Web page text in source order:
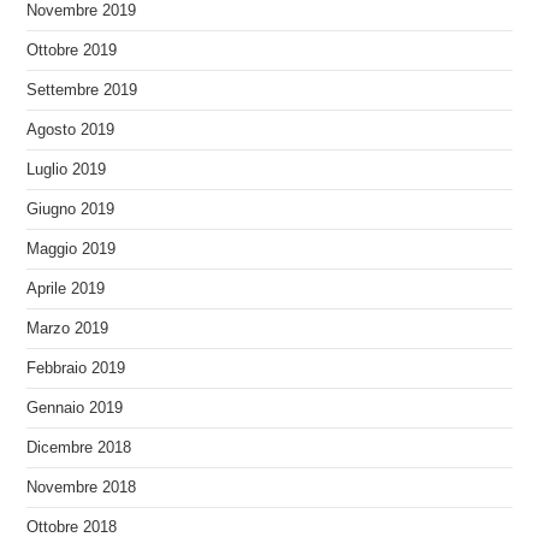
Novembre 2019
Ottobre 2019
Settembre 2019
Agosto 2019
Luglio 2019
Giugno 2019
Maggio 2019
Aprile 2019
Marzo 2019
Febbraio 2019
Gennaio 2019
Dicembre 2018
Novembre 2018
Ottobre 2018